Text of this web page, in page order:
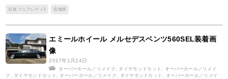
日産 フェアレディZ 宮城県
エミールホイール メルセデスベンツ560SEL装着画
像
2017年1月24日
オーバーホール／リメイク , ダイヤモンドカット , オーバーホール／リメイ
ク , ダイヤモンドカット , オーバーホール／リメイク , ダイヤモンドカット , オーバーホール／リメイ